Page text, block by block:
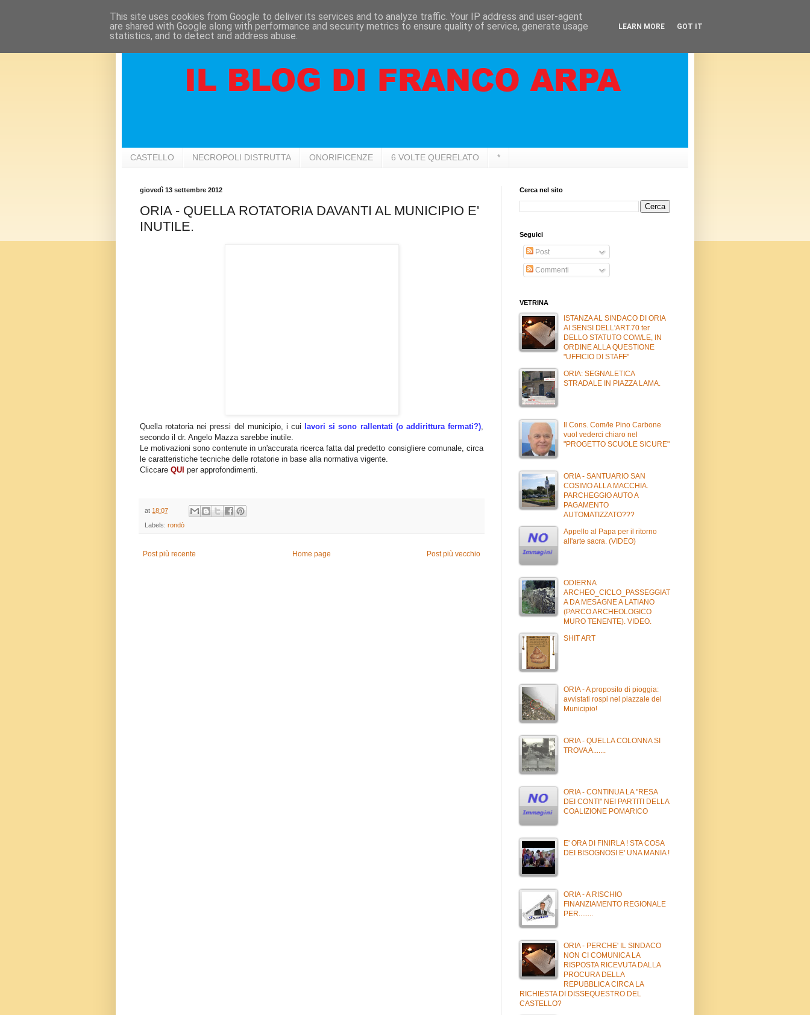
CASTELLO NECROPOLI DISTRUTTA ONORIFICENZE 6 VOLTE QUERELATO *
giovedì 13 settembre 2012
ORIA - QUELLA ROTATORIA DAVANTI AL MUNICIPIO E'
INUTILE.
Quella rotatoria nei pressi del municipio, i cui lavori si sono rallentati (o addirittura fermati?),
secondo il dr. Angelo Mazza sarebbe inutile.
Le motivazioni sono contenute in un'accurata ricerca fatta dal predetto consigliere comunale, circa
le caratteristiche tecniche delle rotatorie in base alla normativa vigente.
Cliccare QUI per approfondimenti.
at 18:07
Labels: rondò
Post più recente Post più vecchio
Home page
Cerca nel sito
Seguici
Post
Commenti
VETRINA
ISTANZA AL SINDACO DI ORIA
AI SENSI DELL'ART.70 ter
DELLO STATUTO COM/LE, IN
ORDINE ALLA QUESTIONE
"UFFICIO DI STAFF"
ORIA: SEGNALETICA
STRADALE IN PIAZZA LAMA.
Il Cons. Com/le Pino Carbone
vuol vederci chiaro nel
"PROGETTO SCUOLE SICURE"
ORIA - SANTUARIO SAN
COSIMO ALLA MACCHIA.
PARCHEGGIO AUTO A
PAGAMENTO
AUTOMATIZZATO???
Appello al Papa per il ritorno
all'arte sacra. (VIDEO)
ODIERNA
ARCHEO_CICLO_PASSEGGIAT
A DA MESAGNE A LATIANO
(PARCO ARCHEOLOGICO
MURO TENENTE). VIDEO.
SHIT ART
ORIA - A proposito di pioggia:
avvistati rospi nel piazzale del
Municipio!
ORIA - QUELLA COLONNA SI
TROVA A.......
ORIA - CONTINUA LA "RESA
DEI CONTI" NEI PARTITI DELLA
COALIZIONE POMARICO
E' ORA DI FINIRLA ! STA COSA
DEI BISOGNOSI E' UNA MANIA !
ORIA - A RISCHIO
FINANZIAMENTO REGIONALE
PER........
ORIA - PERCHE' IL SINDACO
NON CI COMUNICA LA
RISPOSTA RICEVUTA DALLA
PROCURA DELLA
REPUBBLICA CIRCA LA
RICHIESTA DI DISSEQUESTRO DEL
CASTELLO?
This site uses cookies from Google to deliver its services and to analyze traffic. Your IP address and user-agent
are shared with Google along with performance and security metrics to ensure quality of service, generate usage
statistics, and to detect and address abuse.
LEARN MORE GOT IT